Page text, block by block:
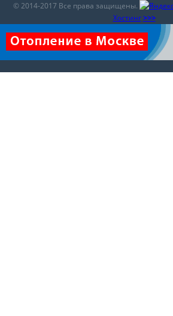
© 2014-2017 Все права защищены.
Хостинг >>>